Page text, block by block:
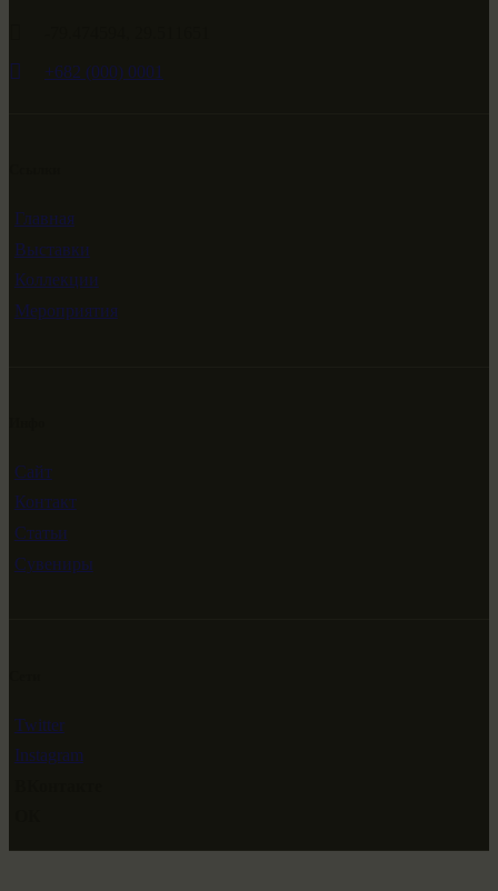
+682 (000) 0001
Главная
Выставки
Коллекции
Мероприятия
Сайт
Контакт
Статьи
Сувениры
Twitter
Instagram